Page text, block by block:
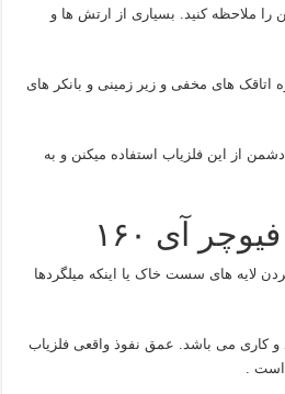
را ملاحظه کنید. بسیاری از ارتش ها و
اتاقک های مخفی و زیر زمینی و بانکر های
از این فلزیاب استفاده میکنن و به
لایه های سست خاک یا اینکه میلگردها
و کاری می باشد. عمق نفوذ واقعی فلزیاب